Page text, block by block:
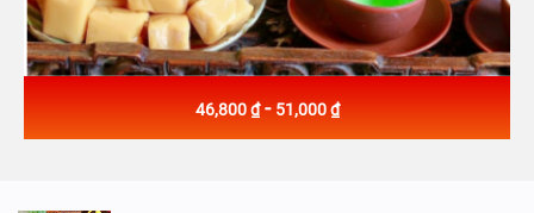
46,800 ₫- 51,000 ₫